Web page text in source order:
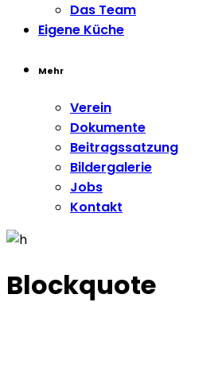
Das Team
Eigene Küche
Mehr
Verein
Dokumente
Beitragssatzung
Bildergalerie
Jobs
Kontakt
Blockquote